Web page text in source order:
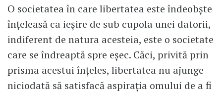
O societatea în care libertatea este îndeobște
înțeleasă ca ieșire de sub cupola unei datorii,
indiferent de natura acesteia, este o societate
care se îndreaptă spre eșec. Căci, privită prin
prisma acestui înțeles, libertatea nu ajunge
niciodată să satisfacă aspirația omului de a fi